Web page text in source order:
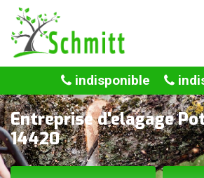
indisponible
Entreprise d'elagage
14420